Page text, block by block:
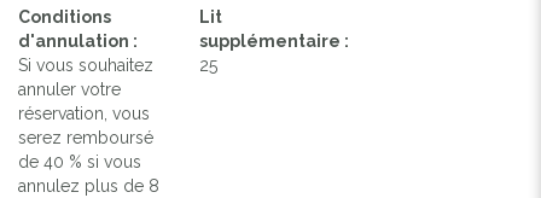
Conditions
d'annulation :
Si vous souhaitez
annuler votre
réservation, vous
serez remboursé
de 40 % si vous
annulez plus de 8
Lit
supplémentaire :
25